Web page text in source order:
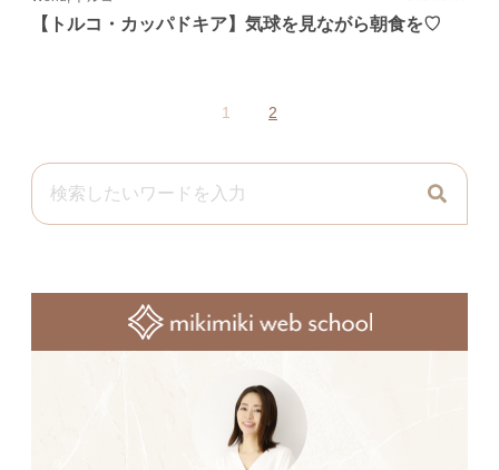
【トルコ・カッパドキア】気球を見ながら朝食を♡
1 2